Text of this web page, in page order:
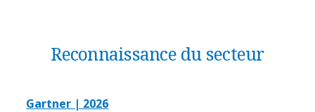
Reconnaissance du secteur
Gartner | 2026